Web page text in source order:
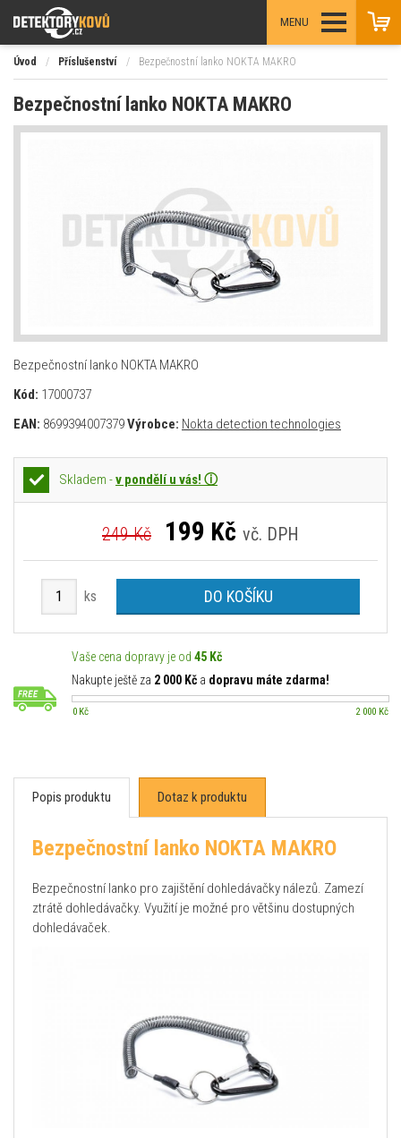
MENU
Úvod / Příslušenství / Bezpečnostní lanko NOKTA MAKRO
Bezpečnostní lanko NOKTA MAKRO
Bezpečnostní lanko NOKTA MAKRO
Kód: 17000737
EAN: 8699394007379Výrobce: Nokta detection technologies
Skladem -v pondělí u vás! ⓘ
249 Kč 199 Kč vč. DPH
ks DO KOŠÍKU
Vaše cena dopravy je od 45 Kč
Nakupte ještě za 2 000 Kč a dopravu máte zdarma!
0 Kč 2 000 Kč
Popis produktu Dotaz k produktu
Bezpečnostní lanko NOKTA MAKRO
Bezpečnostní lanko pro zajištění dohledávačky nálezů. Zamezí
ztrátě dohledávačky. Využití je možné pro většinu dostupných
dohledávaček.